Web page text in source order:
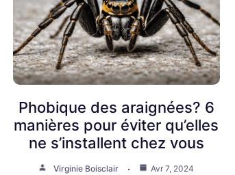
Phobique des araignées? 6
manières pour éviter qu’elles
ne s’installent chez vous
Virginie Boisclair Avr 7, 2024